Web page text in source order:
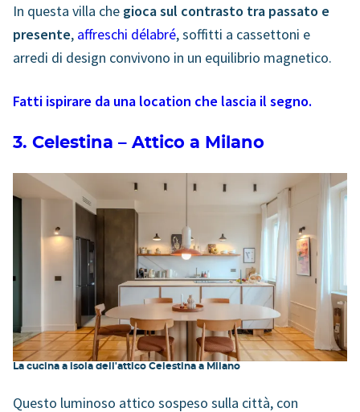
In questa villa che gioca sul contrasto tra passato e
presente, affreschi délabré, soffitti a cassettoni e
arredi di design convivono in un equilibrio magnetico.
Fatti ispirare da una location che lascia il segno.
3. Celestina – Attico a Milano
La cucina a isola dell'attico Celestina a Milano
Questo luminoso attico sospeso sulla città, con